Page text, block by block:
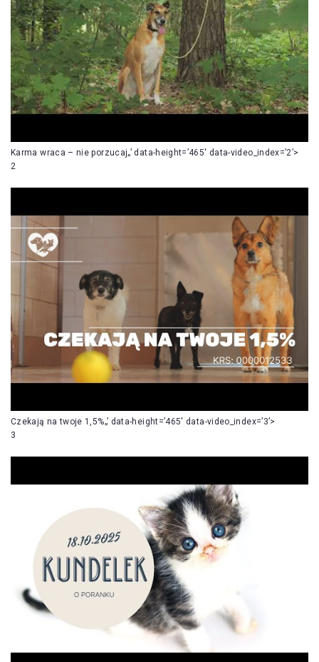
Karma wraca – nie porzucaj„’ data-height=’465′ data-video_index=’2’>
2
Czekają na twoje 1,5%„’ data-height=’465′ data-video_index=’3’>
3